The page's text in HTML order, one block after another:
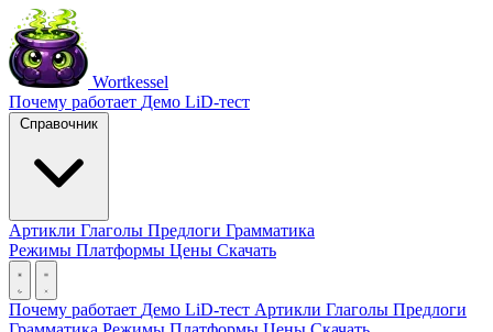
Wortkessel
Почему работает Демо LiD-тест
Справочник
Артикли Глаголы Предлоги Грамматика
Режимы Платформы Цены Скачать
Почему работает Демо LiD-тест Артикли Глаголы Предлоги